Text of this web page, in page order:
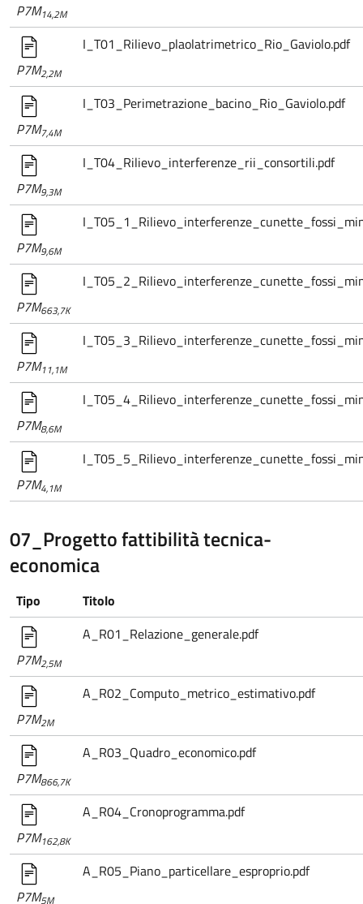
P7M14,2M
P7M2,2M
I_T01_Rilievo_plaolatrimetrico_Rio_Gaviolo.pdf
P7M7,4M
I_T03_Perimetrazione_bacino_Rio_Gaviolo.pdf
P7M9,3M
I_T04_Rilievo_interferenze_rii_consortili.pdf
P7M9,6M
P7M663,7K
P7M11,1M
P7M8,6M
P7M4,1M
07_Progetto fattibilità tecnica-
economica
Tipo Titolo
P7M2,5M
A_R01_Relazione_generale.pdf
P7M2M
A_R02_Computo_metrico_estimativo.pdf
P7M866,7K
A_R03_Quadro_economico.pdf
P7M162,8K
A_R04_Cronoprogramma.pdf
P7M5M
A_R05_Piano_particellare_esproprio.pdf